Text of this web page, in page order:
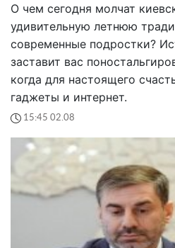
О чем сегодня молчат
удивительную летнюю
современные подростки?
заставит вас
когда для настоящего
гаджеты и интернет.
15:45 02.08